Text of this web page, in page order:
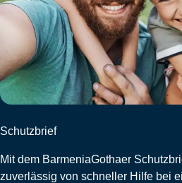
Schutzbrief
Mit dem BarmeniaGothaer
zuverlässig von schneller Hilfe bei